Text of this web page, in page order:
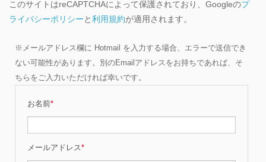
このサイトはreCAPTCHAによって保護されており、Googleのプ
ライバシーポリシーと利用規約が適用されます。
※メールアドレス欄に Hotmail を入力する場合、エラーで送信でき
ない可能性があります。別のEmailアドレスをお持ちであれば、そ
ちらをご入力いただければ幸いです。
お名前*
メールアドレス*